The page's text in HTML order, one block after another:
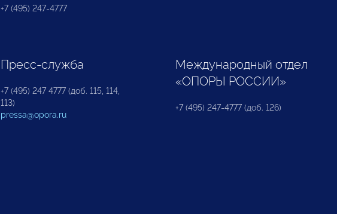
+7 (495) 247-4777
Пресс-служба
+7 (495) 247 4777 (доб. 115, 114,
113)
pressa@opora.ru
Международный отдел
«ОПОРЫ РОССИИ»
+7 (495) 247-4777 (доб. 126)